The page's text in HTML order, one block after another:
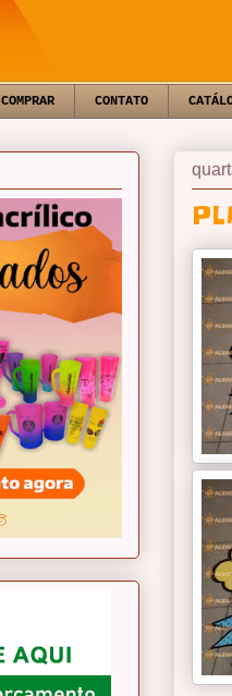
COMPRAR CONTATO